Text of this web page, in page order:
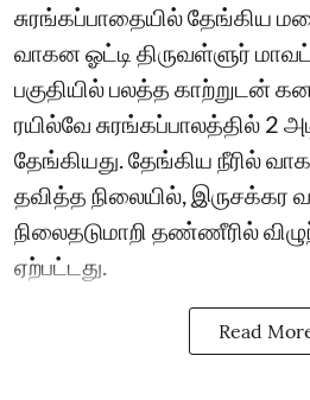
சுரங்கப்பாதையில் தேங்கிய
வாகன ஓட்டி திருவள்ளுர்
பகுதியில் பலத்த காற்றுடன்
ரயில்வே சுரங்கப்பாலத்தில் 2
தேங்கியது. தேங்கிய நீரில்
தவித்த நிலையில், இருசக்கர
நிலைதடுமாறி தண்ணீரில்
ஏற்பட்டது.
Read